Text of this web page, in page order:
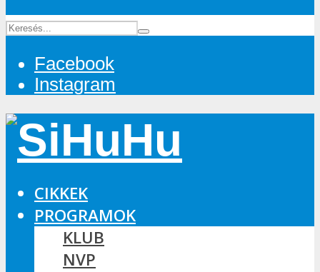
Facebook
Instagram
CIKKEK
PROGRAMOK
KLUB
NVP